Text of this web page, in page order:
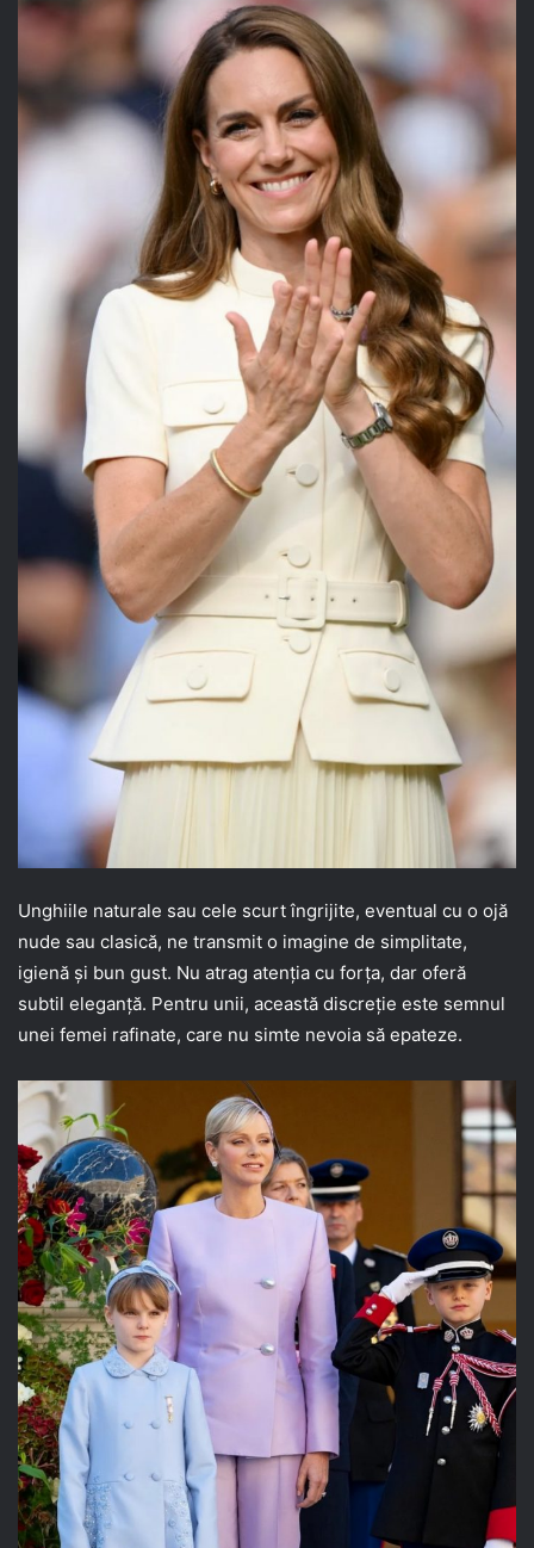
Unghiile naturale sau cele scurt îngrijite, eventual cu o ojă
nude sau clasică, ne transmit o imagine de simplitate,
igienă și bun gust. Nu atrag atenția cu forța, dar oferă
subtil eleganță. Pentru unii, această discreție este semnul
unei femei rafinate, care nu simte nevoia să epateze.